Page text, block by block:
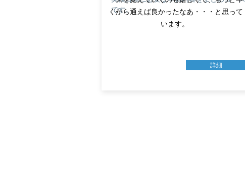
です。
詳細
くから通えば良かったなあ・・・と思って
います。